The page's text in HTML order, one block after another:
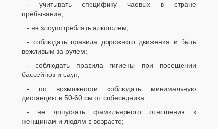
- учитывать специфику чаевых в стране
пребывания;
- не злоупотреблять алкоголем;
- соблюдать правила дорожного движения и быть
вежливым за рулем;
- соблюдать правила гигиены при посещении
бассейнов и саун;
- по возможности соблюдать минимальную
дистанцию в 50-60 см от собеседника;
- не допускать фамильярного отношения к
женщинам и людям в возрасте;